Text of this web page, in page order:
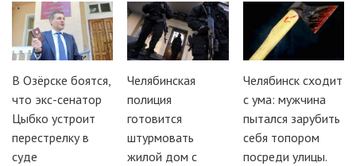
В Озёрске боятся,
что экс-сенатор
Цыбко устроит
перестрелку в
суде
Челябинская
полиция
готовится
штурмовать
жилой дом с
Челябинск сходит
с ума: мужчина
пытался зарубить
себя топором
посреди улицы.